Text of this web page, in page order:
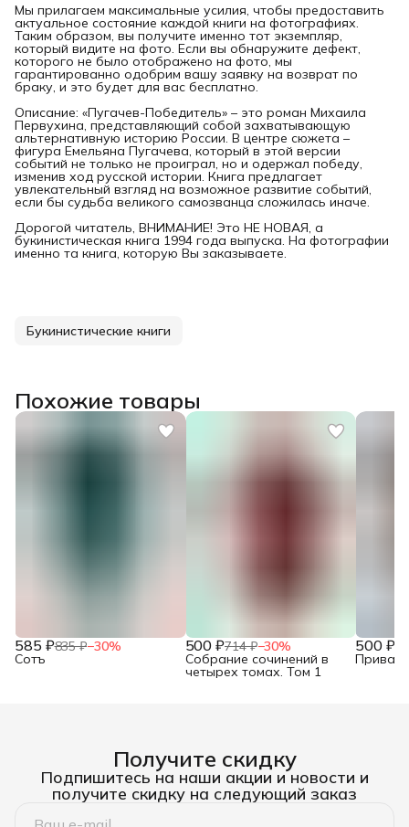
Мы прилагаем максимальные усилия, чтобы предоставить
актуальное состояние каждой книги на фотографиях.
Таким образом, вы получите именно тот экземпляр,
который видите на фото. Если вы обнаружите дефект,
которого не было отображено на фото, мы
гарантированно одобрим вашу заявку на возврат по
браку, и это будет для вас бесплатно.
Описание: «Пугачев-Победитель» – это роман Михаила
Первухина, представляющий собой захватывающую
альтернативную историю России. В центре сюжета –
фигура Емельяна Пугачева, который в этой версии
событий не только не проиграл, но и одержал победу,
изменив ход русской истории. Книга предлагает
увлекательный взгляд на возможное развитие событий,
если бы судьба великого самозванца сложилась иначе.
Дорогой читатель, ВНИМАНИЕ! Это НЕ НОВАЯ, а
букинистическая книга 1994 года выпуска. На фотографии
именно та книга, которую Вы заказываете.
Букинистические книги
Похожие товары
585 ₽835 ₽−30%
Сотъ
500 ₽714 ₽−30%
Собрание сочинений в
четырех томах. Том 1
500 ₽
Получите скидку
Подпишитесь на наши акции и новости и
получите скидку на следующий заказ